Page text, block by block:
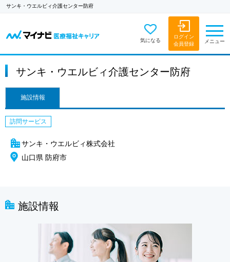
サンキ・ウエルビィ介護センター防府
気になる
ログイン
会員登録
メニュー
サンキ・ウエルビィ介護センター防府
施設情報
訪問サービス
サンキ・ウエルビィ株式会社
山口県 防府市
施設情報